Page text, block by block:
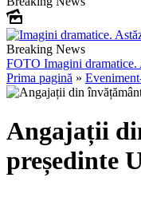
Breaking News
FOTO Imagini
Prima pagină »
Angajații
președinte